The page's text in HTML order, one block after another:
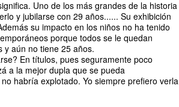
Uno de los más grandes de la historia
y jubilarse con 29 años...... Su exhibición
su impacto en los niños no ha tenido
porque todos se le quedan
y aún no tiene 25 años.
En títulos, pues seguramente poco
a la mejor dupla que se pueda
habría explotado. Yo siempre prefiero verla